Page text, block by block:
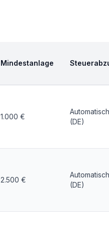
Mindestanlage
1.000 €
Automatisch
(DE)
2.500 €
Automatisch
(DE)